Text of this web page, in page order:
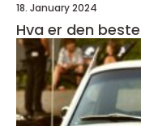
18. January 2024
Hva er den